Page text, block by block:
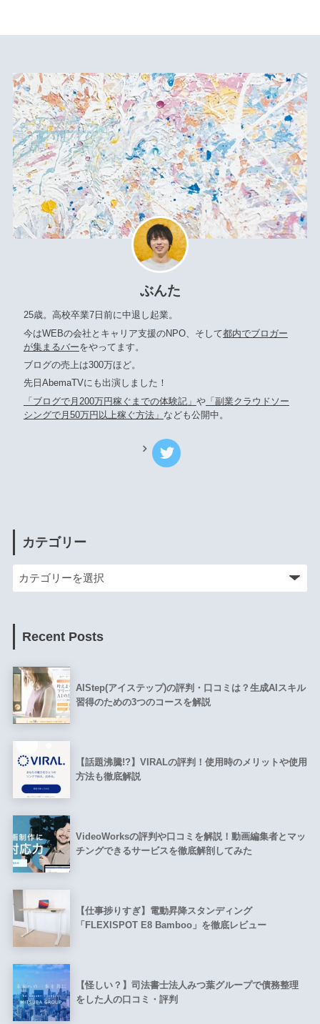
ぶんた
25歳。高校卒業7日前に中退し起業。
今はWEBの会社とキャリア支援のNPO、そして都内でブロガー
が集まるバーをやってます。
ブログの売上は300万ほど。
先日AbemaTVにも出演しました！
「ブログで月200万円稼ぐまでの体験記」 や「副業クラウドソー
シングで月50万円以上稼ぐ方法」 なども公開中。
カテゴリー
Recent Posts
AIStep(アイステップ)の評判・口コミは？生成AIスキル
習得のための3つのコースを解説
【話題沸騰!?】VIRALの評判！使用時のメリットや使用
方法も徹底解説
VideoWorksの評判や口コミを解説！動画編集者とマッ
チングできるサービスを徹底解剖してみた
【仕事捗りすぎ】電動昇降スタンディング
「FLEXISPOT E8 Bamboo」を徹底レビュー
【怪しい？】司法書士法人みつ葉グループで債務整理
をした人の口コミ・評判